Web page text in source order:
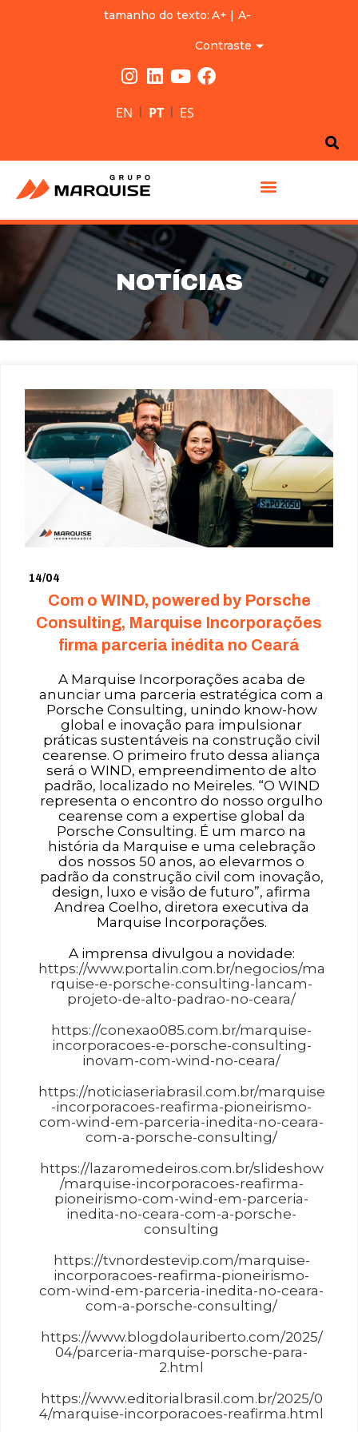
tamanho do texto: A+ | A-
Contraste
EN | PT | ES
NOTÍCIAS
14/04
Com o WIND, powered by Porsche
Consulting, Marquise Incorporações
firma parceria inédita no Ceará
A Marquise Incorporações acaba de
anunciar uma parceria estratégica com a
Porsche Consulting, unindo know-how
global e inovação para impulsionar
práticas sustentáveis na construção civil
cearense. O primeiro fruto dessa aliança
será o WIND, empreendimento de alto
padrão, localizado no Meireles. “O WIND
representa o encontro do nosso orgulho
cearense com a expertise global da
Porsche Consulting. É um marco na
história da Marquise e uma celebração
dos nossos 50 anos, ao elevarmos o
padrão da construção civil com inovação,
design, luxo e visão de futuro”, afirma
Andrea Coelho, diretora executiva da
Marquise Incorporações.
A imprensa divulgou a novidade:
https://www.portalin.com.br/negocios/ma
rquise-e-porsche-consulting-lancam-
projeto-de-alto-padrao-no-ceara/
https://conexao085.com.br/marquise-
incorporacoes-e-porsche-consulting-
inovam-com-wind-no-ceara/
https://noticiaseriabrasil.com.br/marquise
-incorporacoes-reafirma-pioneirismo-
com-wind-em-parceria-inedita-no-ceara-
com-a-porsche-consulting/
https://lazaromedeiros.com.br/slideshow
/marquise-incorporacoes-reafirma-
pioneirismo-com-wind-em-parceria-
inedita-no-ceara-com-a-porsche-
consulting
https://tvnordestevip.com/marquise-
incorporacoes-reafirma-pioneirismo-
com-wind-em-parceria-inedita-no-ceara-
com-a-porsche-consulting/
https://www.blogdolauriberto.com/2025/
04/parceria-marquise-porsche-para-
2.html
https://www.editorialbrasil.com.br/2025/0
4/marquise-incorporacoes-reafirma.html